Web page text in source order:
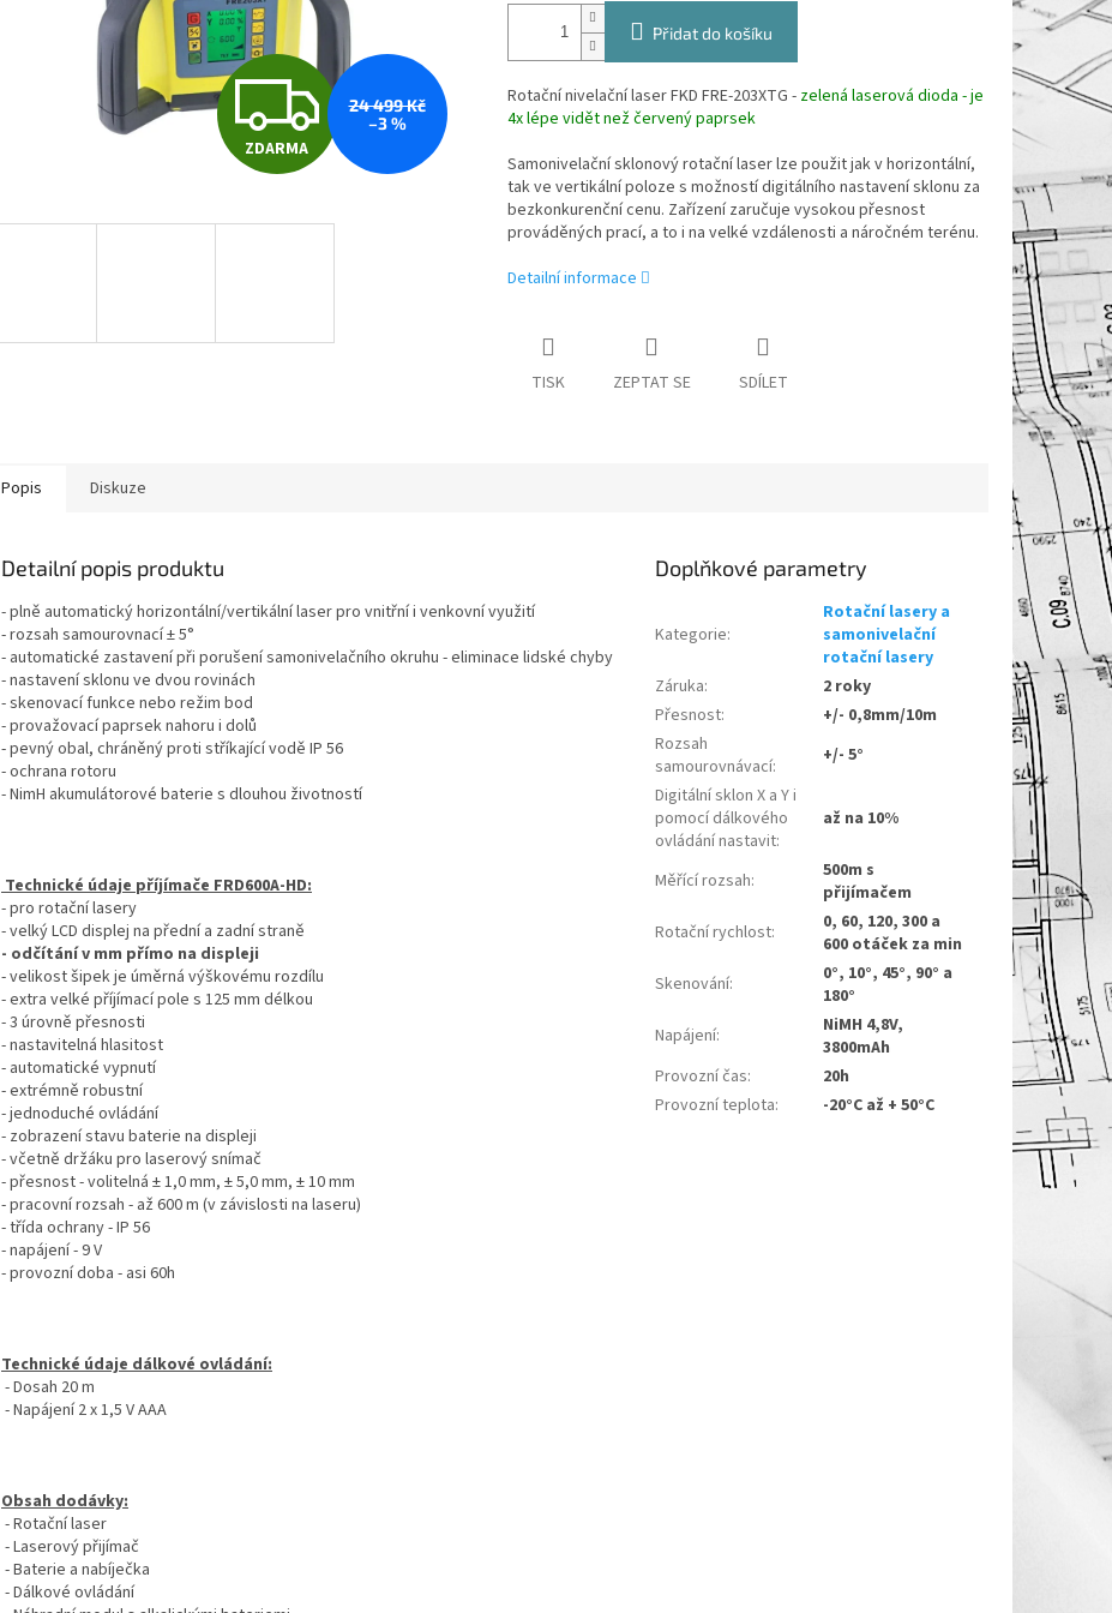
Z
D
R
ZDARMA
24 499 Kč
–3 %
Přidat do košíku
Rotačnínivelačnílaser FKD FRE-203XTG - zelená laserová dioda - je
4x lépe vidět než červený paprsek
Samonivelační sklonový rotační laser lze použit jak v horizontální,
tak ve vertikální poloze s možností digitálního nastavení sklonu za
bezkonkurenční cenu. Zařízení zaručuje vysokou přesnost
prováděných prací, a to i na velké vzdálenosti a náročném terénu.
Detailní informace
TISK ZEPTAT SE SDÍLET
Popis Diskuze
Detailní popis produktu
- plně automatický horizontální/vertikální laser pro vnitřní i venkovní využití
- rozsah samourovnací ± 5°
- automatické zastavení při porušení samonivelačního okruhu - eliminace lidské chyby
- nastavení sklonu ve dvou rovinách
- skenovací funkce nebo režim bod
- provažovací paprsek nahoru i dolů
- pevný obal, chráněný proti stříkající vodě IP 56
- ochrana rotoru
- NimH akumulátorové baterie s dlouhou životností
Technické údaje příjímače FRD600A-HD:
- pro rotační lasery
- velký LCD displej na přední a zadní straně
- odčítání v mm přímo na displeji
- velikost šipek je úměrná výškovému rozdílu
- extra velké příjímací pole s 125 mm délkou
- 3 úrovně přesnosti
- nastavitelná hlasitost
- automatické vypnutí
- extrémně robustní
- jednoduché ovládání
- zobrazení stavu baterie na displeji
- včetně držáku pro laserový snímač
- přesnost - volitelná ± 1,0 mm, ± 5,0 mm, ± 10 mm
- pracovní rozsah - až 600 m (v závislosti na laseru)
- třída ochrany - IP 56
- napájení - 9 V
- provozní doba - asi 60h
Technické údaje dálkové ovládání:
- Dosah 20 m
- Napájení 2 x 1,5 V AAA
Obsah dodávky:
- Rotační laser
- Laserový přijímač
- Baterie a nabíječka
- Dálkové ovládání
Doplňkové parametry
Kategorie:
Rotační lasery a
samonivelační
rotační lasery
Záruka:
2 roky
Přesnost:
+/- 0,8mm/10m
Rozsah
samourovnávací:
+/- 5°
Digitální sklon X a Y i
pomocí dálkového
ovládání nastavit:
až na 10%
Měřící rozsah:
500m s
přijímačem
Rotační rychlost:
0, 60, 120, 300 a
600 otáček za min
Skenování:
0°, 10°, 45°, 90° a
180°
Napájení:
NiMH 4,8V,
3800mAh
Provozní čas:
20h
Provozní teplota: -20°C až + 50°C